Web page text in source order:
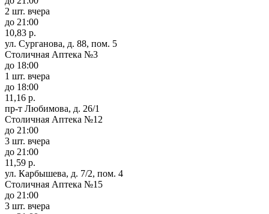
2 шт. вчера
до 21:00
10,83 р.
ул. Сурганова, д. 88, пом. 5
Столичная Аптека №3
до 18:00
1 шт. вчера
до 18:00
11,16 р.
пр-т Любимова, д. 26/1
Столичная Аптека №12
до 21:00
3 шт. вчера
до 21:00
11,59 р.
ул. Карбышева, д. 7/2, пом. 4
Столичная Аптека №15
до 21:00
3 шт. вчера